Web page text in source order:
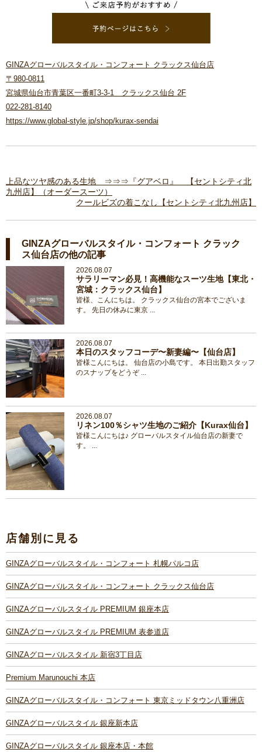
GINZAグローバルスタイル・コンフォート クラックス仙台店
〒980-0811
宮城県仙台市青葉区一番町3-3-1 クラックス仙台 2F
022-281-8140
https://www.global-style.jp/shop/kurax-sendai
上品なツヤ感のある生地 ⇒⇒⇒『グアベロ』 【セントシティ北
九州店】（オーダースーツ）
クールビズの着こなし【セントシティ北九州店】
GINZAグローバルスタイル・コンフォート クラック
ス仙台店の他の記事
2026.08.07
サラリーマン必見！高機能なスーツ生地【東北・
宮城：クラックス仙台】
皆様、こんにちは。 クラックス仙台の宮本でございま
す。 先日の休みに東京 ...
2026.08.07
本日のスタッフコーデ〜新妻編〜【仙台店】
皆様こんにちは。 仙台店の小島です。 本日出勤スタッフ
のスナップをどうぞ ...
2026.08.07
リネン100％シャツ生地のご紹介【Kurax仙台】
皆様こんにちは♪ グローバルスタイル仙台店の新妻で
す。 ...
店舗別に見る
GINZAグローバルスタイル・コンフォート 札幌パルコ店
GINZAグローバルスタイル・コンフォート クラックス仙台店
GINZAグローバルスタイル PREMIUM 銀座本店
GINZAグローバルスタイル PREMIUM 表参道店
GINZAグローバルスタイル 新宿3丁目店
Premium Marunouchi 本店
GINZAグローバルスタイル・コンフォート 東京ミッドタウン八重洲店
GINZAグローバルスタイル 銀座新本店
GINZAグローバルスタイル 銀座本店・本館